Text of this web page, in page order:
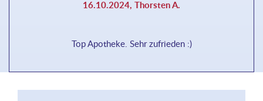
16.10.2024, Thorsten A.
Top Apotheke. Sehr zufrieden :)